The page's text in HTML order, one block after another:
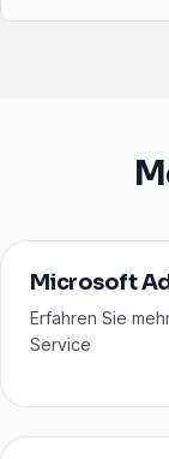
Microsoft
Erfahren Sie
Service